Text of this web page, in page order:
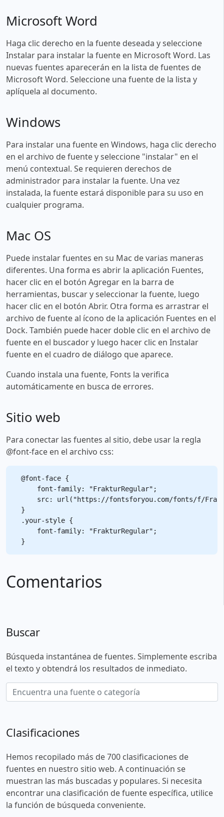
Microsoft Word
Haga clic derecho en la fuente deseada y seleccione
Instalar para instalar la fuente en Microsoft Word. Las
nuevas fuentes aparecerán en la lista de fuentes de
Microsoft Word. Seleccione una fuente de la lista y
aplíquela al documento.
Windows
Para instalar una fuente en Windows, haga clic derecho
en el archivo de fuente y seleccione "instalar" en el
menú contextual. Se requieren derechos de
administrador para instalar la fuente. Una vez
instalada, la fuente estará disponible para su uso en
cualquier programa.
Mac OS
Puede instalar fuentes en su Mac de varias maneras
diferentes. Una forma es abrir la aplicación Fuentes,
hacer clic en el botón Agregar en la barra de
herramientas, buscar y seleccionar la fuente, luego
hacer clic en el botón Abrir. Otra forma es arrastrar el
archivo de fuente al ícono de la aplicación Fuentes en el
Dock. También puede hacer doble clic en el archivo de
fuente en el buscador y luego hacer clic en Instalar
fuente en el cuadro de diálogo que aparece.
Cuando instala una fuente, Fonts la verifica
automáticamente en busca de errores.
Sitio web
Para conectar las fuentes al sitio, debe usar la regla
@font-face en el archivo css:
@font-face {
    font-family: "FrakturRegular";
src: url("https://fontsforyou.com/fonts/f/
}
.your-style {
    font-family: "FrakturRegular";
Comentarios
Buscar
Búsqueda instantánea de fuentes. Simplemente escriba
el texto y obtendrá los resultados de inmediato.
Clasificaciones
Hemos recopilado más de 700 clasificaciones de
fuentes en nuestro sitio web. A continuación se
muestran las más buscadas y populares. Si necesita
encontrar una clasificación de fuente específica, utilice
la función de búsqueda conveniente.